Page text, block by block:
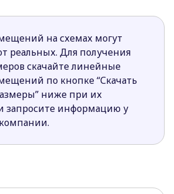
на схемах могут
реальных. Для получения
скачайте линейные
по кнопке “Скачать
ниже при их
запросите информацию у